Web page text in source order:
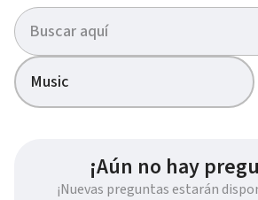
Music
¡Aún no hay
¡Nuevas preguntas estarán